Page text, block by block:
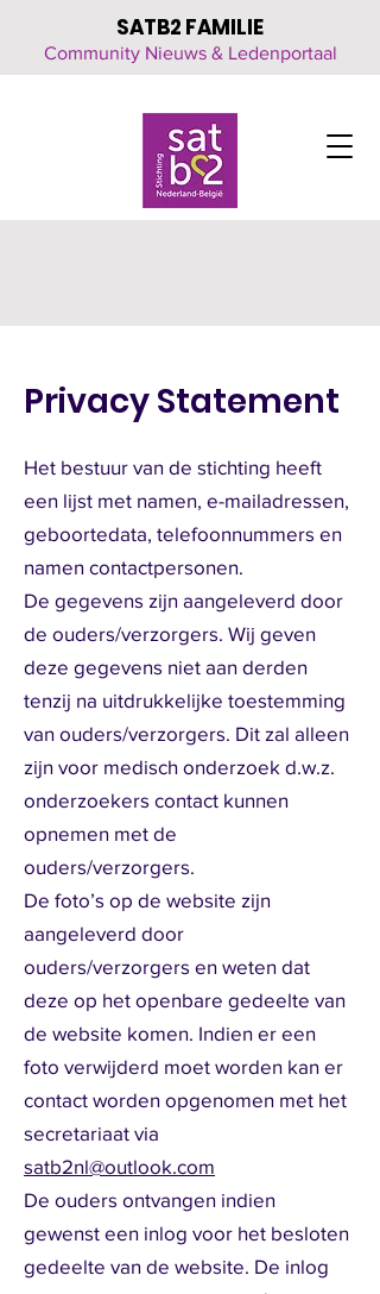
for all the latest updates
SATB2 FAMILIE
Community Nieuws & Ledenportaal
Privacy Statement
Het bestuur van de stichting heeft
een lijst met namen, e-mailadressen,
geboortedata, telefoonnummers en
namen contactpersonen.
De gegevens zijn aangeleverd door
de ouders/verzorgers. Wij geven
deze gegevens niet aan derden
tenzij na uitdrukkelijke toestemming
van ouders/verzorgers. Dit zal alleen
zijn voor medisch onderzoek d.w.z.
onderzoekers contact kunnen
opnemen met de
ouders/verzorgers.
De foto’s op de website zijn
aangeleverd door
ouders/verzorgers en weten dat
deze op het openbare gedeelte van
de website komen. Indien er een
foto verwijderd moet worden kan er
contact worden opgenomen met het
secretariaat via
satb2nl@outlook.com
De ouders ontvangen indien
gewenst een inlog voor het besloten
gedeelte van de website. De inlog